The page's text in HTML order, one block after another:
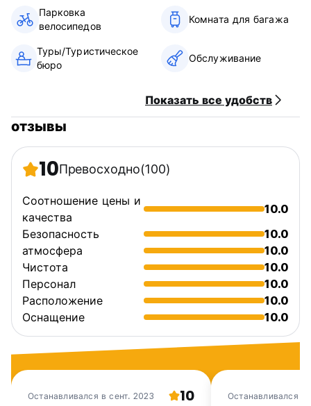
Парковка
велосипедов
Комната для багажа
Туры/Туристическое
бюро
Обслуживание
Показать все удобств
отзывы
10Превосходно(100)
Соотношение цены и
качества
10.0
Безопасность
10.0
атмосфера
10.0
Чистота
10.0
Персонал
10.0
Расположение
10.0
Оснащение
10.0
Останавливался в сент. 2023 10 Останавливался в